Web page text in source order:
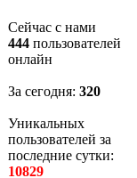
Сейчас с нами
444 пользователей
онлайн
За сегодня: 320
Уникальных
пользователей за
последние сутки:
10829